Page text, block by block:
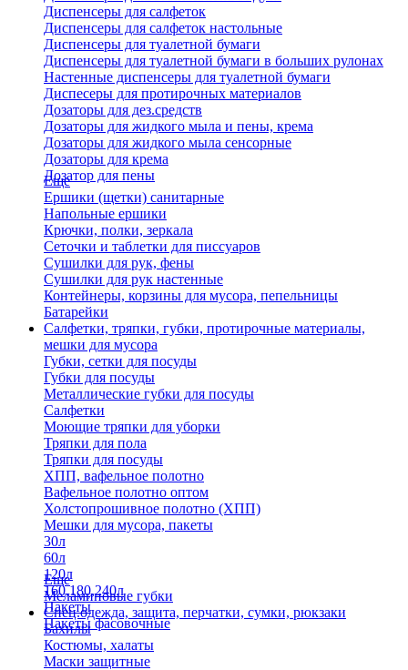
Диспенсеры для салфеток
Диспенсеры для салфеток настольные
Диспенсеры для туалетной бумаги
Диспенсеры для туалетной бумаги в больших рулонах
Настенные диспенсеры для туалетной бумаги
Диспесеры для протирочных материалов
Дозаторы для дез.средств
Дозаторы для жидкого мыла и пены, крема
Дозаторы для жидкого мыла сенсорные
Дозаторы для крема
Дозатор для пены
Еще
Ершики (щетки) санитарные
Напольные ершики
Крючки, полки, зеркала
Сеточки и таблетки для писсуаров
Сушилки для рук, фены
Сушилки для рук настенные
Контейнеры, корзины для мусора, пепельницы
Батарейки
Салфетки, тряпки, губки, протирочные материалы,
мешки для мусора
Губки, сетки для посуды
Губки для посуды
Металлические губки для посуды
Салфетки
Моющие тряпки для уборки
Тряпки для пола
Тряпки для посуды
ХПП, вафельное полотно
Вафельное полотно оптом
Холстопрошивное полотно (ХПП)
Мешки для мусора, пакеты
30л
60л
120л
160,180,240л
Пакеты
Пакеты фасовочные
Еще
Меламиновые губки
Спец.одежда, защита, перчатки, сумки, рюкзаки
Бахилы
Костюмы, халаты
Маски защитные